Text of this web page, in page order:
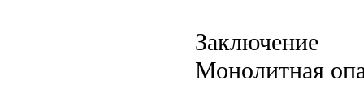
Заключение
Монолитная